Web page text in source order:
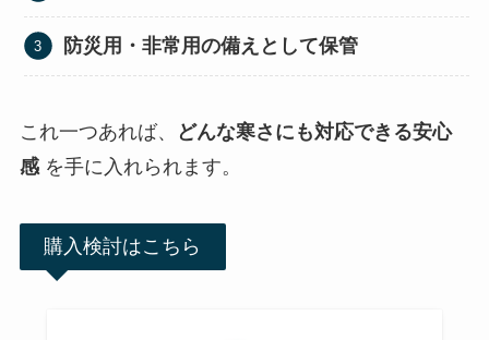
防災用・非常用の備えとして保管
これ一つあれば、
どんな寒さにも対応できる安心
感を手に入れられます。
購入検討はこちら